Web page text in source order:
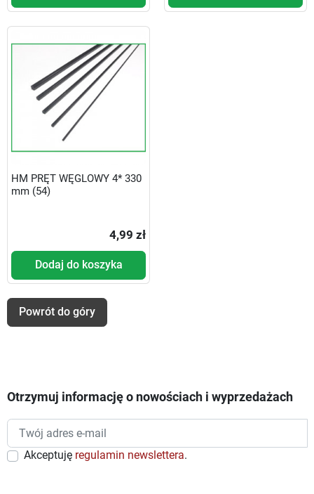
HM PRĘT WĘGLOWY 4* 330
mm (54)
4,99 zł
Dodaj do koszyka
Powrót do góry
Otrzymuj informację o nowościach i wyprzedażach
Akceptuję regulamin newslettera.